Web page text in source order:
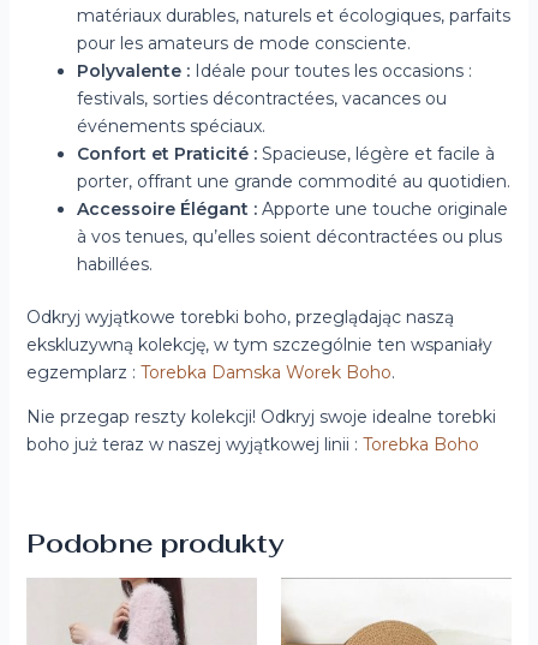
matériaux durables, naturels et écologiques, parfaits
pour les amateurs de mode consciente.
Polyvalente :Idéale pour toutes les occasions :
festivals, sorties décontractées, vacances ou
événements spéciaux.
Confort et Praticité :Spacieuse, légère et facile à
porter, offrant une grande commodité au quotidien.
Accessoire Élégant :Apporte une touche originale
à vos tenues, qu’elles soient décontractées ou plus
habillées.
Odkryj wyjątkowe torebki boho, przeglądając naszą
ekskluzywną kolekcję, w tym szczególnie ten wspaniały
egzemplarz : Torebka Damska Worek Boho.
Nie przegap reszty kolekcji! Odkryj swoje idealne torebki
boho już teraz w naszej wyjątkowej linii : Torebka Boho
Podobne produkty